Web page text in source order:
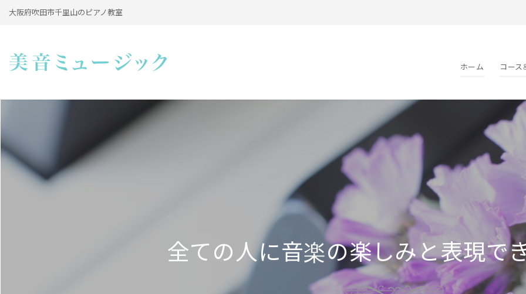
大阪府吹田市千里山のピアノ教室
ホーム コース
全ての人に音楽の楽しみと表現で